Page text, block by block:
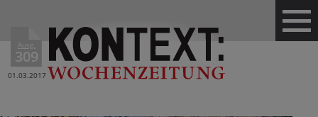
Ausg.
309
01.03.2017